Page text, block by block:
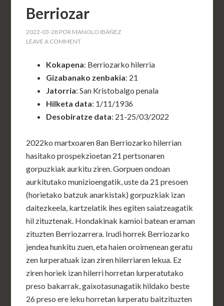
Berriozar
2022-03-28 POR MANOLO IBÁÑEZ
LEAVE A COMMENT
Kokapena: Berriozarko hilerria
Gizabanako zenbakia: 21
Jatorria: San Kristobalgo penala
Hilketa data: 1/11/1936
Desobiratze data: 21-25/03/2022
2022ko martxoaren 8an Berriozarko hilerrian
hasitako prospekzioetan 21 pertsonaren
gorpuzkiak aurkitu ziren. Gorpuen ondoan
aurkitutako munizioengatik, uste da 21 presoen
(horietako batzuk anarkistak) gorpuzkiak izan
daitezkeela, kartzelatik ihes egiten saiatzeagatik
hil zituztenak. Hondakinak kamioi batean eraman
zituzten Berriozarrera. Irudi horrek Berriozarko
jendea hunkitu zuen, eta haien oroimenean geratu
zen lurperatuak izan ziren hilerriaren lekua. Ez
ziren horiek izan hilerri horretan lurperatutako
preso bakarrak, gaixotasunagatik hildako beste
26 preso ere leku horretan lurperatu baitzituzten